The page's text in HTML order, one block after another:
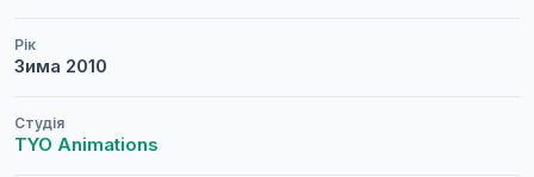
Рік
Зима 2010
Студія
TYO Animations